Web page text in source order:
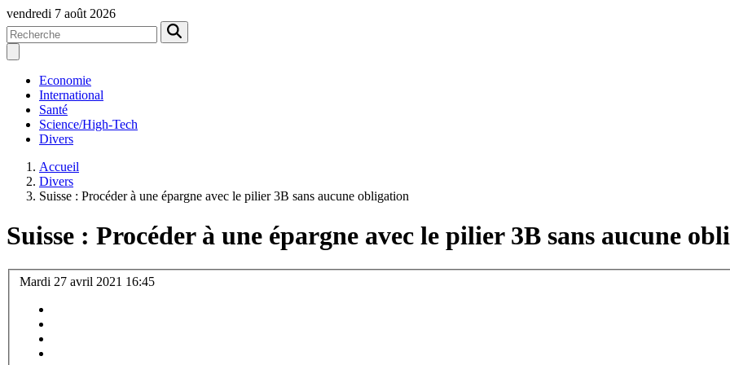
vendredi 7 août 2026
Economie
International
Santé
Science/High-Tech
Divers
Accueil
Divers
Suisse : Procéder à une épargne avec le pilier 3B sans aucune obligation
Suisse : Procéder à une épargne avec le pilier 3B sans aucune
Mardi 27 avril 2021 16:45